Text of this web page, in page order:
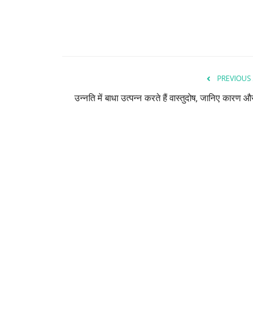
उन्नति में बाधा उत्पन्न करते हैं वास्तुदोष, जानिए कारण